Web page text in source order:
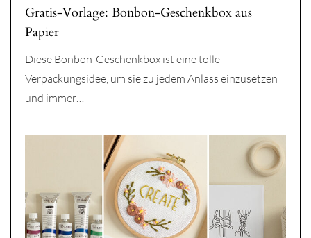
Gratis-Vorlage: Bonbon-Geschenkbox aus
Papier
Diese Bonbon-Geschenkbox ist eine tolle
Verpackungsidee, um sie zu jedem Anlass einzusetzen
und immer…